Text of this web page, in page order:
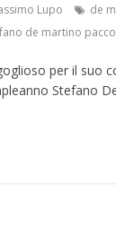
Lupo
de
de martino pacco
per il suo
Stefano